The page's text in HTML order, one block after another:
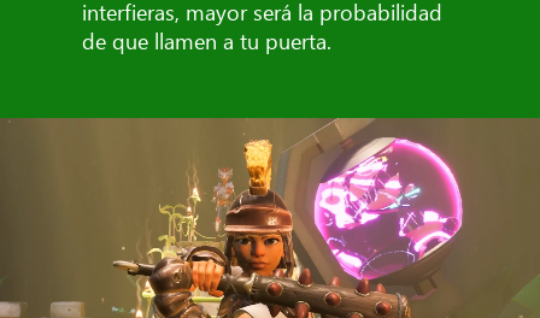
interfieras, mayor será la probabilidad
de que llamen a tu puerta.